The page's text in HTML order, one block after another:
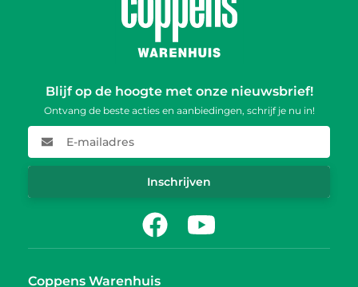
Blijf op de hoogte met onze nieuwsbrief!
Ontvang de beste acties en aanbiedingen, schrijf je nu in!
E-mailadres
Inschrijven
FacebookYoutube
Coppens Warenhuis